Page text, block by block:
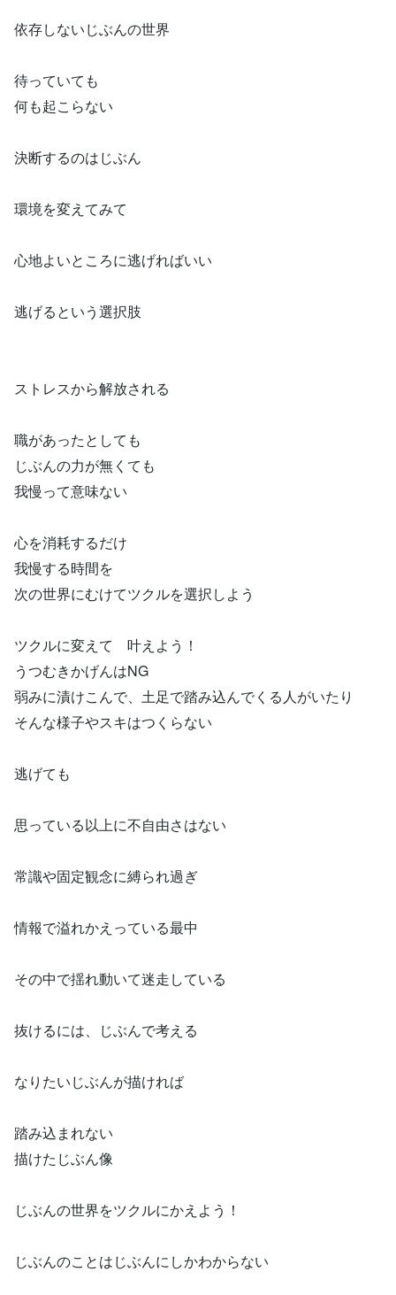
依存しないじぶんの世界
待っていても
何も起こらない
決断するのはじぶん
環境を変えてみて
心地よいところに逃げればいい
逃げるという選択肢
ストレスから解放される
職があったとしても
じぶんの力が無くても
我慢って意味ない
心を消耗するだけ
我慢する時間を
次の世界にむけてツクルを選択しよう
ツクルに変えて 叶えよう！
うつむきかげんはNG
弱みに漬けこんで、土足で踏み込んでくる人がいたり
そんな様子やスキはつくらない
逃げても
思っている以上に不自由さはない
常識や固定観念に縛られ過ぎ
情報で溢れかえっている最中
その中で揺れ動いて迷走している
抜けるには、じぶんで考える
なりたいじぶんが描ければ
踏み込まれない
描けたじぶん像
じぶんの世界をツクルにかえよう！
じぶんのことはじぶんにしかわからない